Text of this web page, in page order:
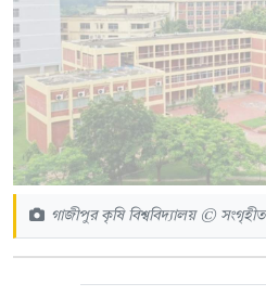
গাজীপুর কৃষি বিশ্ববিদ্যালয় © সংগৃহীত